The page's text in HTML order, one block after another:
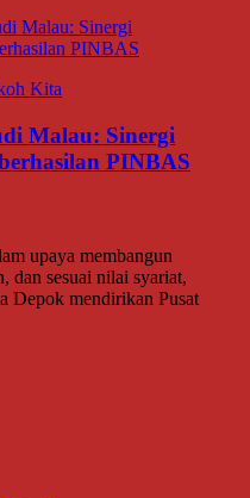
Kita
Malau: Sinergi
PINBAS
upaya membangun
dan sesuai nilai syariat,
Depok mendirikan Pusat